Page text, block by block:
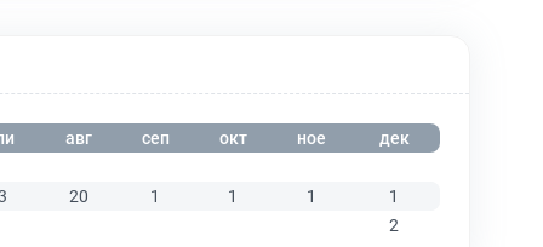
авг сеп окт ное дек
20 1 1 1
1
2